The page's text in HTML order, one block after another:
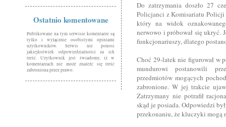
Ostatnio komentowane
Publikowane na tym serwisie komentarze są
tylko i wyłącznie osobistymi opiniami
użytkowników. Serwis nie ponosi
jakiejkolwiek odpowiedzialności za ich
treść. Użytkownik jest świadomy, iż w
komentarzach nie może znaleźć się treść
zabroniona przez prawo.
Do zatrzymania doszło 27
Policjanci z Komisariatu Policji
który na widok
nerwowo i próbował się ukryć.
funkcjonariuszy, dlatego
Choć 29-latek nie figurował w
mundurowi postanowili
przedmiotów mogących
zabronione. W jej trakcie
Zatrzymany nie potrafił
skąd je posiada. Odpowiedzi
przekonaniu, że kluczyki mogą